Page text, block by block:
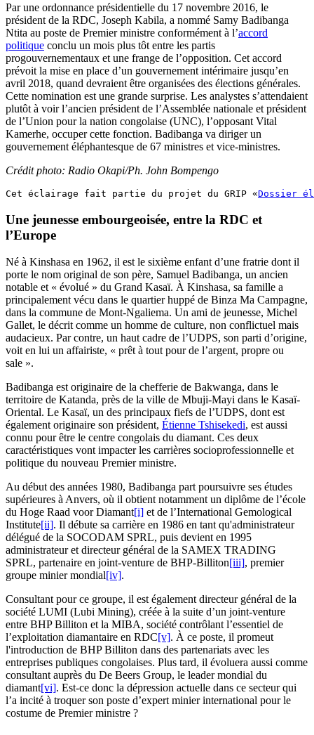
Par une ordonnance présidentielle du 17 novembre 2016, le
président de la RDC, Joseph Kabila, a nommé Samy Badibanga
Ntita au poste de Premier ministre conformément à l’accord
politique conclu un mois plus tôt entre les partis
progouvernementaux et une frange de l’opposition. Cet accord
prévoit la mise en place d’un gouvernement intérimaire jusqu’en
avril 2018, quand devraient être organisées des élections générales.
Cette nomination est une grande surprise. Les analystes s’attendaient
plutôt à voir l’ancien président de l’Assemblée nationale et président
de l’Union pour la nation congolaise (UNC), l’opposant Vital
Kamerhe, occuper cette fonction. Badibanga va diriger un
gouvernement éléphantesque de 67 ministres et vice-ministres.
Crédit photo: Radio Okapi/Ph. John Bompengo
Cet éclairage fait partie du projet du GRIP «Dossier
Une jeunesse embourgeoisée, entre la RDC et
l’Europe
Né à Kinshasa en 1962, il est le sixième enfant d’une fratrie dont il
porte le nom original de son père, Samuel Badibanga, un ancien
notable et « évolué » du Grand Kasaï. À Kinshasa, sa famille a
principalement vécu dans le quartier huppé de Binza Ma Campagne,
dans la commune de Mont-Ngaliema. Un ami de jeunesse, Michel
Gallet, le décrit comme un homme de culture, non conflictuel mais
audacieux. Par contre, un haut cadre de l’UDPS, son parti d’origine,
voit en lui un affairiste, « prêt à tout pour de l’argent, propre ou
sale ».
Badibanga est originaire de la chefferie de Bakwanga, dans le
territoire de Katanda, près de la ville de Mbuji-Mayi dans le Kasaï-
Oriental. Le Kasaï, un des principaux fiefs de l’UDPS, dont est
également originaire son président, Étienne Tshisekedi, est aussi
connu pour être le centre congolais du diamant. Ces deux
caractéristiques vont impacter les carrières socioprofessionnelle et
politique du nouveau Premier ministre.
Au début des années 1980, Badibanga part poursuivre ses études
supérieures à Anvers, où il obtient notamment un diplôme de l’école
du Hoge Raad voor Diamant[i] et de l’International Gemological
Institute[ii]. Il débute sa carrière en 1986 en tant qu'administrateur
délégué de la SOCODAM SPRL, puis devient en 1995
administrateur et directeur général de la SAMEX TRADING
SPRL, partenaire en joint-venture de BHP-Billiton[iii], premier
groupe minier mondial[iv].
Consultant pour ce groupe, il est également directeur général de la
société LUMI (Lubi Mining), créée à la suite d’un joint-venture
entre BHP Billiton et la MIBA, société contrôlant l’essentiel de
l’exploitation diamantaire en RDC[v]. À ce poste, il promeut
l'introduction de BHP Billiton dans des partenariats avec les
entreprises publiques congolaises. Plus tard, il évoluera aussi comme
consultant auprès du De Beers Group, le leader mondial du
diamant[vi]. Est-ce donc la dépression actuelle dans ce secteur qui
l’a incité à troquer son poste d’expert minier international pour le
costume de Premier ministre ?